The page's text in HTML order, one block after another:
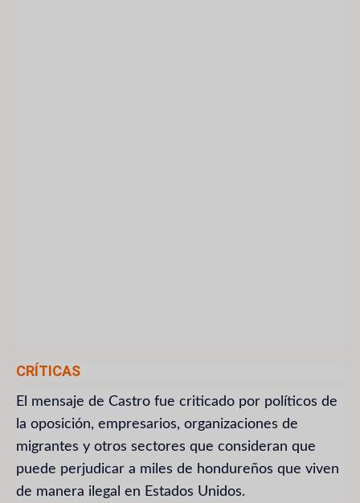
CRÍTICAS
El mensaje de Castro fue criticado por políticos de
la oposición, empresarios, organizaciones de
migrantes y otros sectores que consideran que
puede perjudicar a miles de hondureños que viven
de manera ilegal en Estados Unidos.